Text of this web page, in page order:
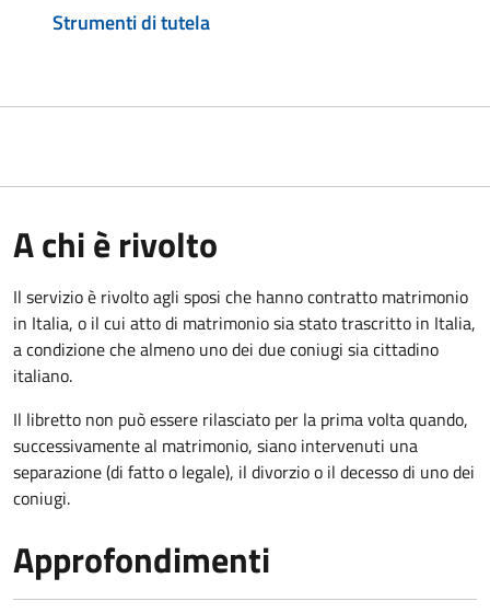
Strumenti di tutela
A chi è rivolto
Il servizio è rivolto agli sposi che hanno contratto matrimonio
in Italia, o il cui atto di matrimonio sia stato trascritto in Italia,
a condizione che almeno uno dei due coniugi sia cittadino
italiano.
Il libretto non può essere rilasciato per la prima volta quando,
successivamente al matrimonio, siano intervenuti una
separazione (di fatto o legale), il divorzio o il decesso di uno dei
coniugi.
Approfondimenti